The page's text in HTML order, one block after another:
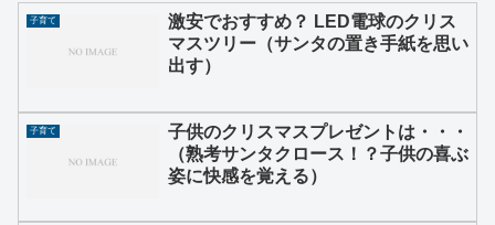
子育て
激安でおすすめ？ LED電球のクリス
マスツリー（サンタの置き手紙を思い
出す）
子育て
子供のクリスマスプレゼントは・・・
（熟考サンタクロース！？子供の喜ぶ
姿に快感を覚える）